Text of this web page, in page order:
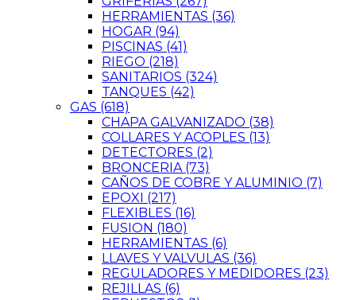
HERRAMIENTAS (36)
HOGAR (94)
PISCINAS (41)
RIEGO (218)
SANITARIOS (324)
TANQUES (42)
GAS (618)
CHAPA GALVANIZADO (38)
COLLARES Y ACOPLES (13)
DETECTORES (2)
BRONCERIA (73)
CAÑOS DE COBRE Y ALUMINIO (7)
EPOXI (217)
FLEXIBLES (16)
FUSION (180)
HERRAMIENTAS (6)
LLAVES Y VALVULAS (36)
REGULADORES Y MEDIDORES (23)
REJILLAS (6)